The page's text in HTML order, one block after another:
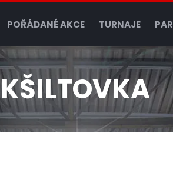
POŘÁDANÉ AKCE TURNAJE
KŠILTOVKA